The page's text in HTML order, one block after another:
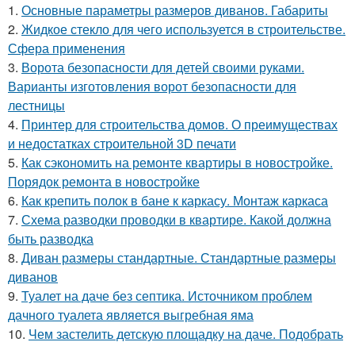
1. Основные параметры размеров диванов. Габариты
2. Жидкое стекло для чего используется в строительстве.
Сфера применения
3. Ворота безопасности для детей своими руками.
Варианты изготовления ворот безопасности для
лестницы
4. Принтер для строительства домов. О преимуществах
и недостатках строительной 3D печати
5. Как сэкономить на ремонте квартиры в новостройке.
Порядок ремонта в новостройке
6. Как крепить полок в бане к каркасу. Монтаж каркаса
7. Схема разводки проводки в квартире. Какой должна
быть разводка
8. Диван размеры стандартные. Стандартные размеры
диванов
9. Туалет на даче без септика. Источником проблем
дачного туалета является выгребная яма
10. Чем застелить детскую площадку на даче. Подобрать